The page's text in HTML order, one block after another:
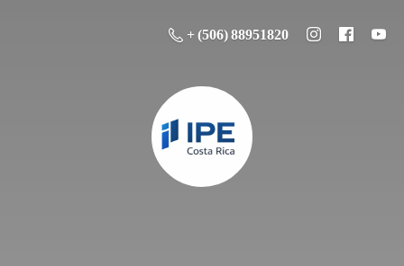
+ (506) 88951820